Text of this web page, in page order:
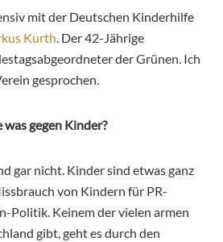
mit der Deutschen Kinderhilfe
Kurth. Der 42-Jährige
der Grünen. Ich
gesprochen.
gegen Kinder?
gar nicht. Kinder sind etwas ganz
von Kindern für PR-
Politik. Keinem der vielen armen
gibt, geht es durch den